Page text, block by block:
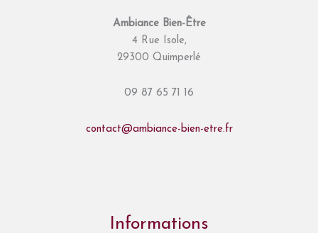
Ambiance Bien-Être
4 Rue Isole,
29300 Quimperlé
09 87 65 71 16
contact@ambiance-bien-etre.fr
Informations